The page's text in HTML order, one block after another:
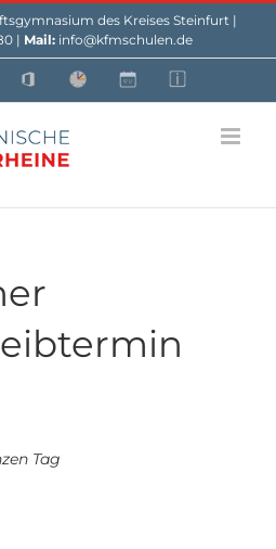
des Kreises Steinfurt |
| Mail:info@kfmschulen.de
Office WebuntisCustomCustom
Tag